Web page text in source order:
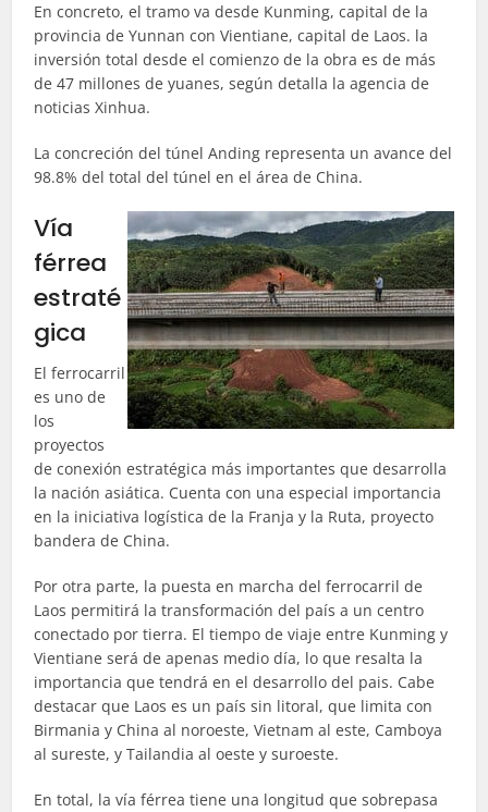
En concreto, el tramo va desde Kunming, capital de la
provincia de Yunnan con Vientiane, capital de Laos. la
inversión total desde el comienzo de la obra es de más
de 47 millones de yuanes, según detalla la agencia de
noticias Xinhua.
La concreción del túnel Anding representa un avance del
98.8% del total del túnel en el área de China.
Vía
férrea
estraté
gica
El ferrocarril
es uno de
los
proyectos
de conexión estratégica más importantes que desarrolla
la nación asiática. Cuenta con una especial importancia
en la iniciativa logística de la Franja y la Ruta, proyecto
bandera de China.
Por otra parte, la puesta en marcha del ferrocarril de
Laos permitirá la transformación del país a un centro
conectado por tierra. El tiempo de viaje entre Kunming y
Vientiane será de apenas medio día, lo que resalta la
importancia que tendrá en el desarrollo del pais. Cabe
destacar que Laos es un país sin litoral, que limita con
Birmania y China al noroeste, Vietnam al este, Camboya
al sureste, y Tailandia al oeste y suroeste.
En total, la vía férrea tiene una longitud que sobrepasa